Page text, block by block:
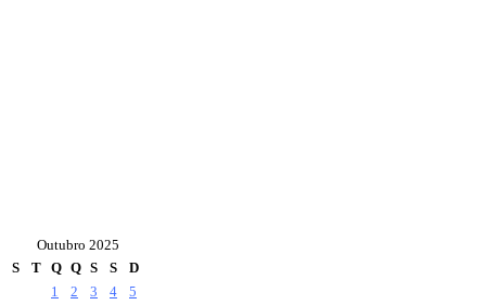
Outubro 2025
S
T Q Q S S
D
1
2 3 4
5